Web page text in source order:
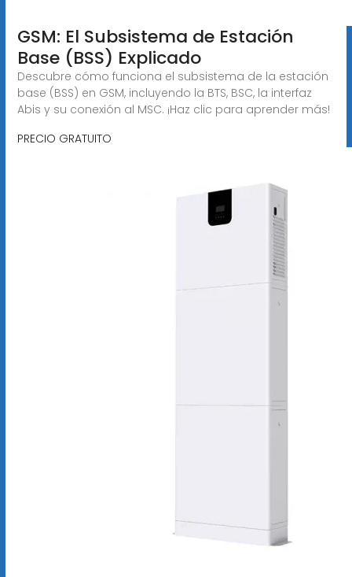
GSM: El Subsistema de Estación
Base (BSS) Explicado
Descubre cómo funciona el subsistema de la estación
base (BSS) en GSM, incluyendo la BTS, BSC, la interfaz
Abis y su conexión al MSC. ¡Haz clic para aprender más!
PRECIO GRATUITO